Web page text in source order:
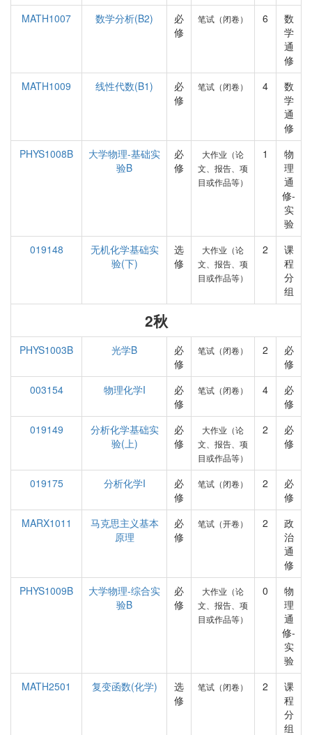
MATH1007
数学分析(B2)
必
修
笔试（闭卷） 6
数
学
通
修
MATH1009
线性代数(B1)
必
修
笔试（闭卷） 4
数
学
通
修
PHYS1008B
大学物理-基础实
验B
必
修
大作业（论
文、报告、项
目或作品等）
1
物
理
通
修-
实
验
019148
无机化学基础实
验(下)
选
修
大作业（论
文、报告、项
目或作品等）
2
课
程
分
组
2秋
PHYS1003B 光学B
必
修
笔试（闭卷） 2
必
修
003154
物理化学I
必
修
笔试（闭卷） 4
必
修
019149
分析化学基础实
验(上)
必
修
大作业（论
文、报告、项
目或作品等）
2
必
修
019175 分析化学I
必
修
笔试（闭卷） 2
必
修
MARX1011
马克思主义基本
原理
必
修
笔试（开卷） 2
政
治
通
修
PHYS1009B
大学物理-综合实
验B
必
修
大作业（论
文、报告、项
目或作品等）
0
物
理
通
修-
实
验
MATH2501
复变函数(化学)
选
修
笔试（闭卷） 2
课
程
分
组